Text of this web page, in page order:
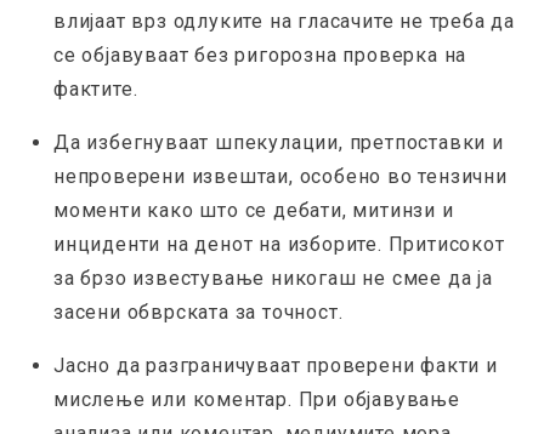
влијаат врз одлуките на гласачите не треба да
се објавуваат без ригорозна проверка на
фактите.
Да избегнуваат шпекулации, претпоставки и
непроверени извештаи, особено во тензични
моменти како што се дебати, митинзи и
инциденти на денот на изборите. Притисокот
за брзо известување никогаш не смее да ја
засени обврската за точност.
Јасно да разграничуваат проверени факти и
мислење или коментар. При објавување